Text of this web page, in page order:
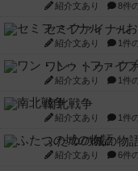
紹介文あり 8件
セミファイナル
紹介文あり 1件
ワン・トゥ・フ
紹介文あり 1件
南北戦争
紹介文あり 1件
ふたつの城の物
紹介文あり 6件